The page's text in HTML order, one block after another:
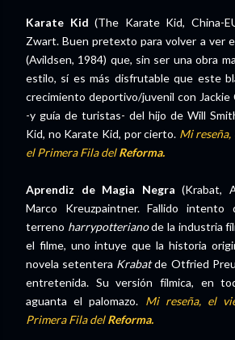
Karate Kid (The Karate Kid, China-
Zwart. Buen pretexto para volver a ver
(Avildsen, 1984) que, sin ser una obra
estilo, sí es más disfrutable que este
crecimiento deportivo/juvenil con Jackie
-y guía de turistas- del hijo de Will
Kid, no Karate Kid, por cierto. Mi reseña,
el Primera Fila delReforma.
Aprendiz de Magia Negra (Krabat,
Marco Kreuzpaintner. Fallido
terreno harrypotterianode la industria
el filme, uno intuye que la historia
novela setentera Krabatde Otfried
entretenida. Su versión fílmica, en
aguanta el palomazo. Mi reseña, el
Primera Fila delReforma.